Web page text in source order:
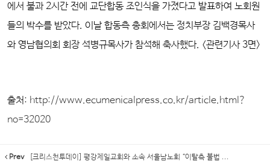
에서 불과 2시간 전에 교단합동 조인식을 가졌다고 발표하여 노회원
들의 박수를 받았다. 이날 합동측 총회에서는 정치부장 김백경목사
와 영남협의회 회장 석병규목사가 참석해 축사했다. <관련기사 3면>
출처: http://www.ecumenicalpress.co.kr/article.html?
no=32020
Prev [크리스천투데이] 평강제일교회와 소속 서울남노회 “이탈측 불법 ...